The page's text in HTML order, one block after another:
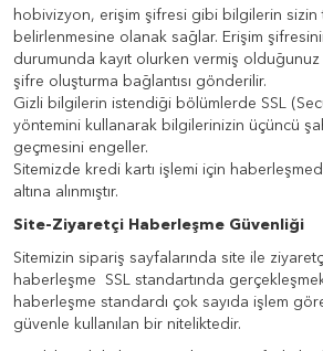
hobivizyon, erişim şifresi gibi bilgilerin sizin
belirlenmesine olanak sağlar. Erişim
durumunda kayıt olurken vermiş
şifre oluşturma bağlantısı gönderilir.
Gizli bilgilerin istendiği bölümlerde SSL
yöntemini kullanarak bilgilerinizin üçüncü
geçmesini engeller.
Sitemizde kredi kartı işlemi için
altına alınmıştır.
Site-Ziyaretçi Haberleşme Güvenliği
Sitemizin sipariş sayfalarında site ile
haberleşme SSL standartında
haberleşme standardı çok sayıda işlem
güvenle kullanılan bir niteliktedir.